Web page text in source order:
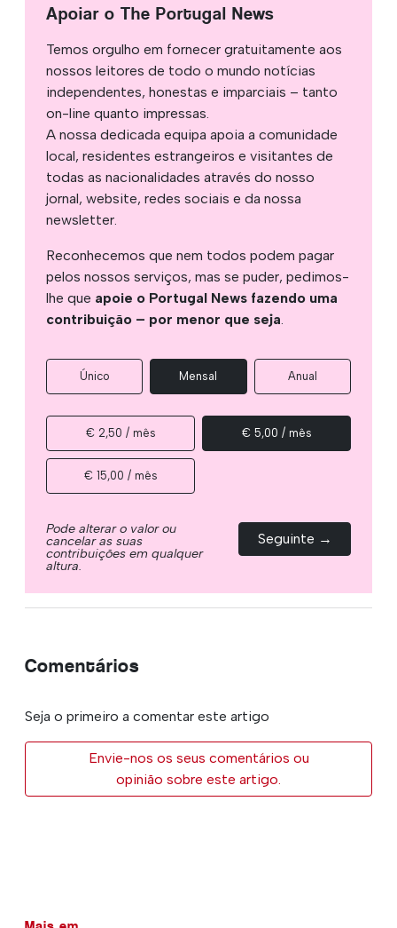
Apoiar o The Portugal News
Temos orgulho em fornecer gratuitamente aos
nossos leitores de todo o mundo notícias
independentes, honestas e imparciais – tanto
on-line quanto impressas.
A nossa dedicada equipa apoia a comunidade
local, residentes estrangeiros e visitantes de
todas as nacionalidades através do nosso
jornal, website, redes sociais e da nossa
newsletter.
Reconhecemos que nem todos podem pagar
pelos nossos serviços, mas se puder, pedimos-
lhe que apoie o Portugal News fazendo uma
contribuição – por menor que seja.
Único Mensal Anual
€ 2,50 / mês € 5,00 / mês
€ 15,00 / mês
Pode alterar o valor ou
cancelar as suas
contribuições em qualquer
altura.
Seguinte →
Comentários
Seja o primeiro a comentar este artigo
Envie-nos os seus comentários ou
opinião sobre este artigo.